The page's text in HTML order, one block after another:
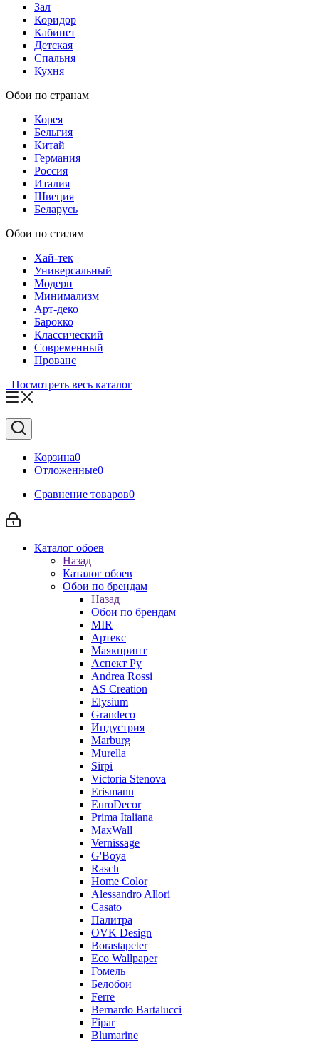
Зал
Коридор
Кабинет
Детская
Спальня
Кухня
Обои по странам
Корея
Бельгия
Китай
Германия
Россия
Италия
Швеция
Беларусь
Обои по стилям
Хай-тек
Универсальный
Модерн
Минимализм
Арт-деко
Барокко
Классический
Современный
Прованс
Посмотреть весь каталог
Корзина0
Отложенные0
Сравнение товаров0
Каталог обоев
Назад
Каталог обоев
Обои по брендам
Назад
Обои по брендам
MIR
Артекс
Маякпринт
Аспект Ру
Andrea Rossi
AS Creation
Elysium
Grandeco
Индустрия
Marburg
Murella
Sirpi
Victoria Stenova
Erismann
EuroDecor
Prima Italiana
MaxWall
Vernissage
G'Boya
Rasch
Home Color
Alessandro Allori
Casato
Палитра
OVK Design
Borastapeter
Eco Wallpaper
Гомель
Белобои
Ferre
Bernardo Bartalucci
Fipar
Blumarine